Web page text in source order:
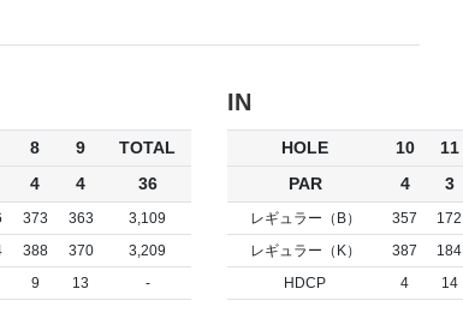
8 9
TOTAL
4 4 36
373 363
3,109
388 370
3,209
9 13 -
IN
HOLE 10 11
PAR
4 3
レギュラー（B） 357 172
レギュラー（K）
387 184
HDCP
4 14